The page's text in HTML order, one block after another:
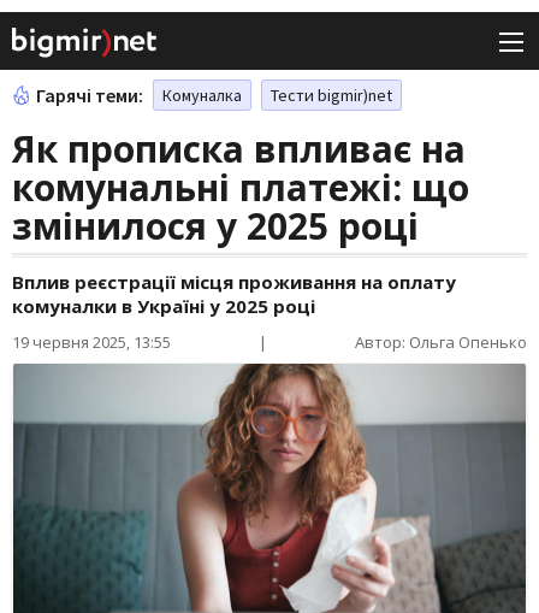
Гарячі теми: Комуналка Тести bigmir)net
Як прописка впливає на
комунальні платежі: що
змінилося у 2025 році
Вплив реєстрації місця проживання на оплату
комуналки в Україні у 2025 році
19 червня 2025, 13:55 | Автор: Ольга Опенько